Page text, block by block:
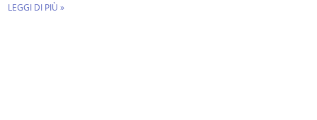
LEGGI DI PIÙ »